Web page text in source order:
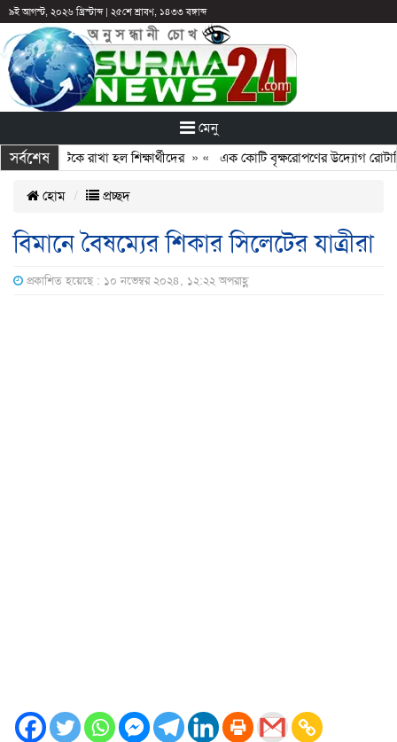
৯ই আগস্ট, ২০২৬ খ্রিস্টাব্দ| ২৫শে শ্রাবণ, ১৪৩৩ বঙ্গাব্দ
মেনু
সর্বশেষ
পরও আটকে রাখা হল শিক্ষার্থীদের» « এক কোটি বৃক্ষরোপণের উদ্যোগ রোটারি
হোম প্রচ্ছদ
বিমানে বৈষম্যের শিকার সিলেটের যাত্রীরা
প্রকাশিত হয়েছে : ১০ নভেম্বর ২০২৪, ১২:২২ অপরাহ্ণ